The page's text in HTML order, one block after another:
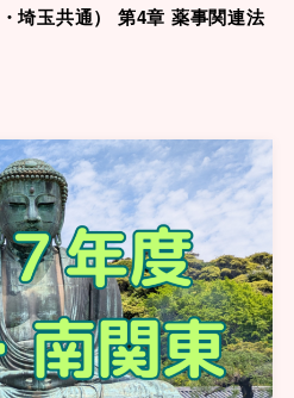
埼玉共通） 第4章 薬事関連法